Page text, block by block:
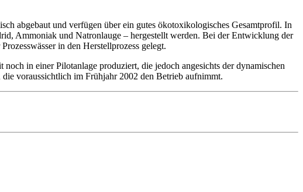
abgebaut und verfügen über ein gutes ökotoxikologisches Gesamtprofil. In
Ammoniak und Natronlauge – hergestellt werden. Bei der Entwicklung der
in den Herstellprozess gelegt.
in einer Pilotanlage produziert, die jedoch angesichts der dynamischen
voraussichtlich im Frühjahr 2002 den Betrieb aufnimmt.